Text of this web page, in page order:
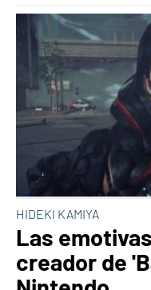
HIDEKI KAMIYA
Las
creador de